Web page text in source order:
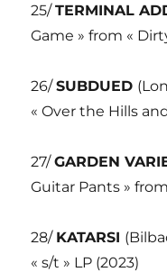
25/TERMINAL
Game » from «
26/SUBDUED
« Over the Hills
27/GARDEN
Guitar Pants »
28/ KATARSI
« s/t » LP (2023)